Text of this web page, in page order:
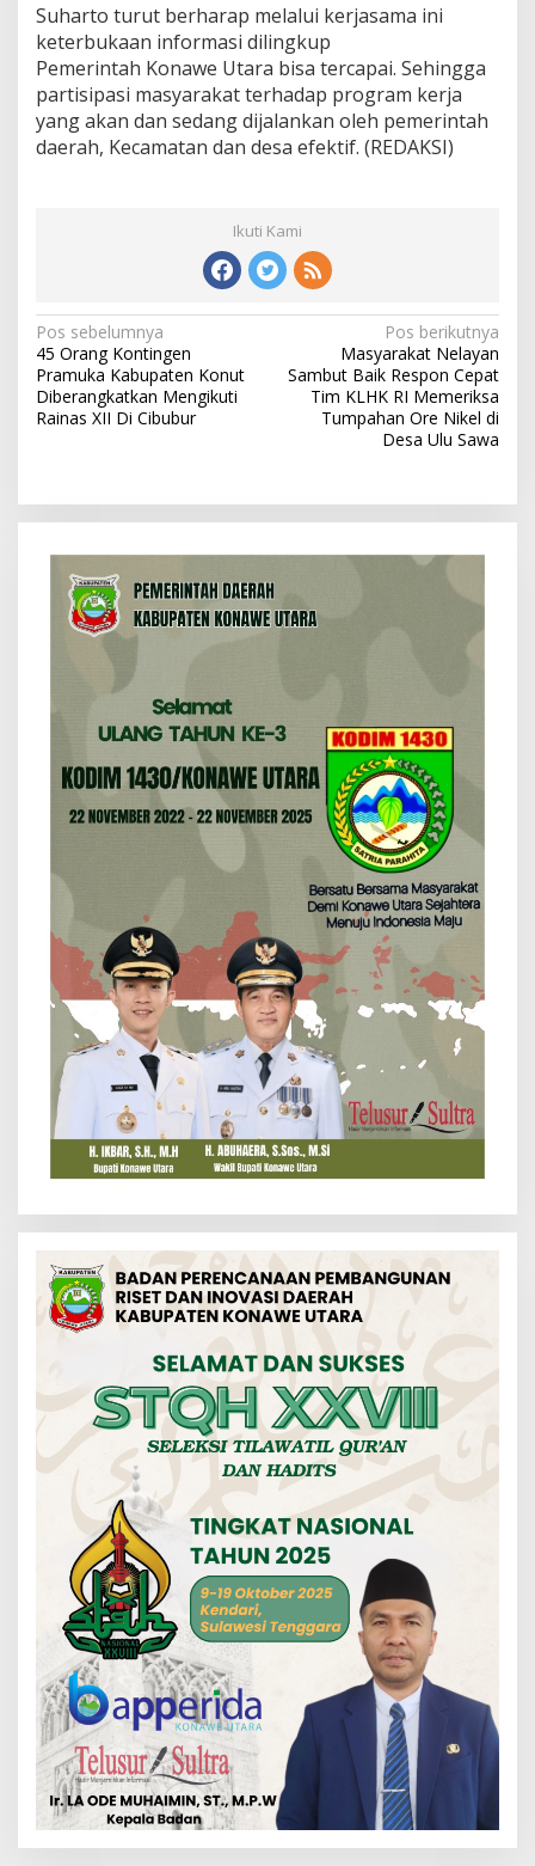
Suharto turut berharap melalui kerjasama ini
keterbukaan informasi dilingkup
Pemerintah Konawe Utara bisa tercapai. Sehingga
partisipasi masyarakat terhadap program kerja
yang akan dan sedang dijalankan oleh pemerintah
daerah, Kecamatan dan desa efektif. (REDAKSI)
Ikuti Kami
N
a
v
i
a
Pos sebelumnya
45 Orang Kontingen
Pramuka Kabupaten Konut
Diberangkatkan Mengikuti
Rainas XII Di Cibubur
Pos berikutnya
Masyarakat Nelayan
Sambut Baik Respon Cepat
Tim KLHK RI Memeriksa
Tumpahan Ore Nikel di
Desa Ulu Sawa